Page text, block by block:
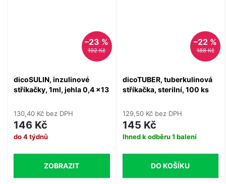
192 Kč
–23 %
dicoSULIN, inzulinové
stříkačky, 1ml, jehla 0,4 x13
130,40 Kč bez DPH
146 Kč
do 4 týdnů
ZOBRAZIT
188 Kč
–22 %
dicoTUBER, tuberkulinová
stříkačka, sterilní, 100 ks
129,50 Kč bez DPH
145 Kč
Ihned k odběru1 balení
DO KOŠÍKU